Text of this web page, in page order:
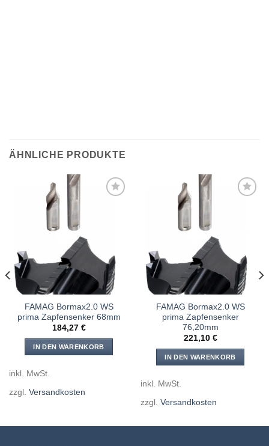
ÄHNLICHE PRODUKTE
hinzufügen
FAMAG Bormax2.0 WS
prima Zapfensenker 68mm
184,27 €
IN DEN WARENKORB
inkl. MwSt.
zzgl. Versandkosten
hinzufügen
FAMAG Bormax2.0 WS
prima Zapfensenker
76,20mm
221,10 €
IN DEN WARENKORB
inkl. MwSt.
zzgl. Versandkosten